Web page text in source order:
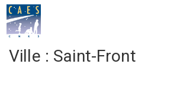
Ville : Saint-Front